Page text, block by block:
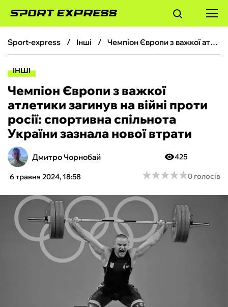
ФУТБОЛ
БОКС
ХОКЕЙ
ТЕНІС
КІБЕРСПОРТ
ЧС-2026
ФУТЗАЛ
sport-express інші Чемпіон Європи з важкої атлетики загинув на війні проти росії: спортивна спільнота України зазнала нової втрати
ІНШІ
Чемпіон Європи з важкої
атлетики загинув на війні проти
росії: спортивна спільнота
України зазнала нової втрати
Дмитро Чорнобай
6 травня 2024, 18:58
425
★★★★★
★★★★★0 голосів